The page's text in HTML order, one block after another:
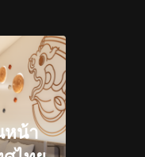
หน้า